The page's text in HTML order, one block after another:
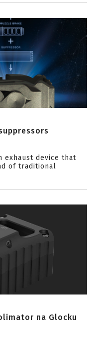
exhaust device that
of traditional
na Glocku